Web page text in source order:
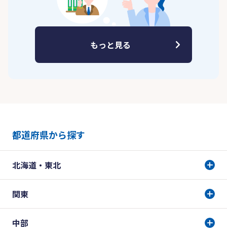
もっと見る
都道府県から探す
北海道・東北
関東
中部